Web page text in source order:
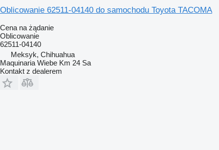
Oblicowanie 62511-04140 do samochodu Toyota TACOMA
Cena na żądanie
Oblicowanie
62511-04140
Meksyk, Chihuahua
Maquinaria Wiebe Km 24 Sa
Kontakt z dealerem